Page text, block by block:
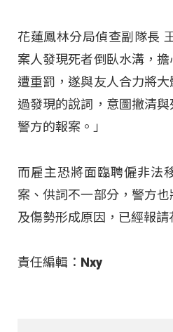
花蓮鳳林分局偵查副隊長
案人發現死者倒臥水溝，
遭重罰，遂與友人合力將
過發現的說詞，意圖撇清
警方的報案。」​
而雇主恐將面臨聘僱非法
案、供詞不一部分，警方
及傷勢形成原因，已經報請
責任編輯：Nxy